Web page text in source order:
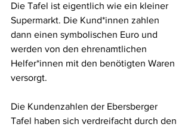
Die Tafel ist eigentlich wie ein kleiner
Supermarkt. Die Kund*innen zahlen
dann einen symbolischen Euro und
werden von den ehrenamtlichen
Helfer*innen mit den benötigten Waren
versorgt.
Die Kundenzahlen der Ebersberger
Tafel haben sich verdreifacht durch den